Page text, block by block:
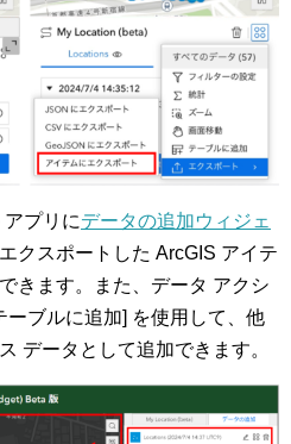
プリにデータの追加ウィジェ
クスポートした ArcGIS アイテ
きます。また、データ アクシ
ーブルに追加] を使用して、他
データとして追加できます。